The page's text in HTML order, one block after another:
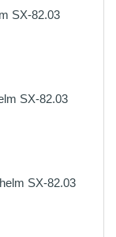
SX-82.03
SX-82.03
SX-82.03